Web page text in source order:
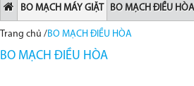
BO MẠCH MÁY GIẶT BO MẠCH ĐIỀU HÒA
Trang chủ /BO MẠCH ĐIỀU HÒA
BO MẠCH ĐIỀU HÒA